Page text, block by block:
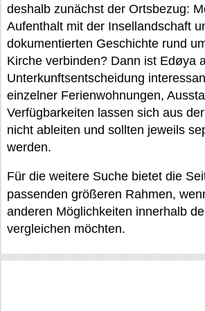
deshalb zunächst der Ortsbezug:
Aufenthalt mit der Insellandschaft
dokumentierten Geschichte rund
Kirche verbinden? Dann ist Edøya
Unterkunftsentscheidung
einzelner Ferienwohnungen,
Verfügbarkeiten lassen sich aus
nicht ableiten und sollten jeweils
werden.
Für die weitere Suche bietet die
passenden größeren Rahmen,
anderen Möglichkeiten innerhalb
vergleichen möchten.